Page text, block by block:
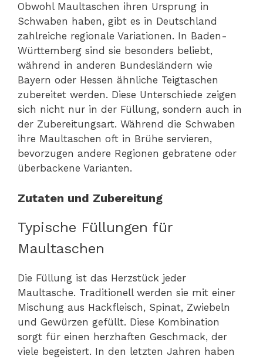
Obwohl Maultaschen ihren Ursprung in
Schwaben haben, gibt es in Deutschland
zahlreiche regionale Variationen. In Baden-
Württemberg sind sie besonders beliebt,
während in anderen Bundesländern wie
Bayern oder Hessen ähnliche Teigtaschen
zubereitet werden. Diese Unterschiede zeigen
sich nicht nur in der Füllung, sondern auch in
der Zubereitungsart. Während die Schwaben
ihre Maultaschen oft in Brühe servieren,
bevorzugen andere Regionen gebratene oder
überbackene Varianten.
Zutaten und Zubereitung
Typische Füllungen für
Maultaschen
Die Füllung ist das Herzstück jeder
Maultasche. Traditionell werden sie mit einer
Mischung aus Hackfleisch, Spinat, Zwiebeln
und Gewürzen gefüllt. Diese Kombination
sorgt für einen herzhaften Geschmack, der
viele begeistert. In den letzten Jahren haben